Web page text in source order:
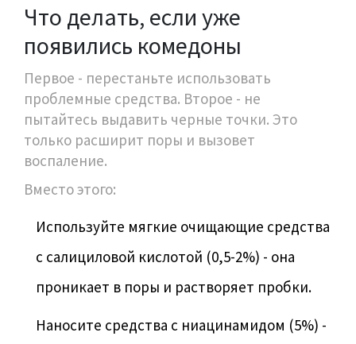
Что делать, если уже
появились комедоны
Первое - перестаньте использовать
проблемные средства. Второе - не
пытайтесь выдавить черные точки. Это
только расширит поры и вызовет
воспаление.
Вместо этого:
Используйте мягкие очищающие средства
с салициловой кислотой (0,5-2%) - она
проникает в поры и растворяет пробки.
Наносите средства с ниацинамидом (5%) -